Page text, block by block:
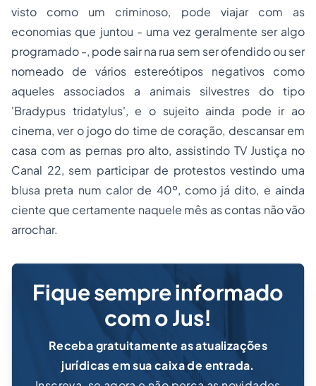
visto como um criminoso, pode viajar com as
economias que juntou - uma vez geralmente ser algo
programado -, pode sair na rua sem ser ofendido ou ser
nomeado de vários estereótipos negativos como
aqueles associados a animais silvestres do tipo
'Bradypus tridatylus', e o sujeito ainda pode ir ao
cinema, ver o jogo do time de coração, descansar em
casa com as pernas pro alto, assistindo TV Justiça no
Canal 22, sem participar de protestos vestindo uma
blusa preta num calor de 40º, como já dito, e ainda
ciente que certamente naquele mês as contas não vão
arrochar.
Fique sempre informado
com o Jus!
Receba gratuitamente as atualizações
jurídicas em sua caixa de entrada.